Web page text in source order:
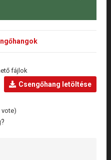
fájlok
Csengőhang letöltése
vote)